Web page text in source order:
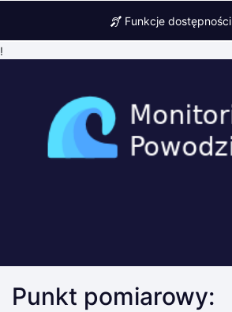
Funkcje dostępności
!
Punkt pomiarowy: